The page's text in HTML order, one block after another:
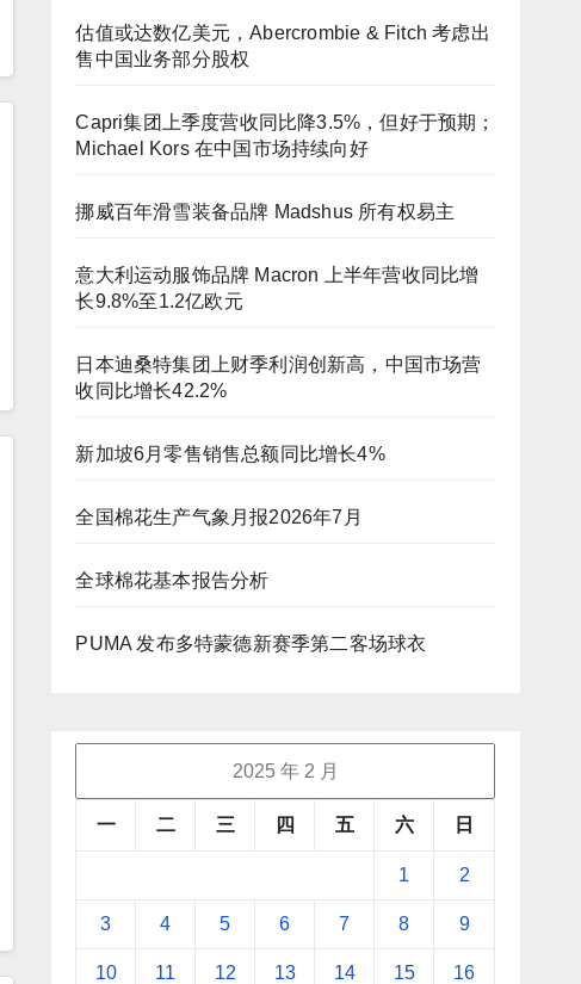
估值或达数亿美元，Abercrombie & Fitch 考虑出
售中国业务部分股权
Capri集团上季度营收同比降3.5%，但好于预期；
Michael Kors 在中国市场持续向好
挪威百年滑雪装备品牌 Madshus 所有权易主
意大利运动服饰品牌 Macron 上半年营收同比增
长9.8%至1.2亿欧元
日本迪桑特集团上财季利润创新高，中国市场营
收同比增长42.2%
新加坡6月零售销售总额同比增长4%
全国棉花生产气象月报2026年7月
全球棉花基本报告分析
PUMA 发布多特蒙德新赛季第二客场球衣
2025 年 2 月
一 二 三 四 五 六 日
1 2
3 4 5 6 7 8 9
10 11 12 13 14 15 16